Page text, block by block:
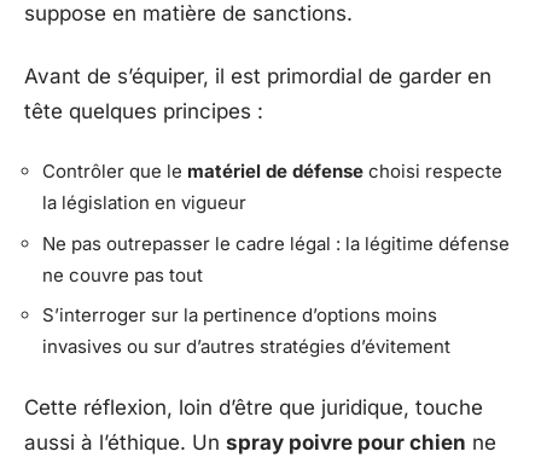
suppose en matière de sanctions.
Avant de s’équiper, il est primordial de garder en
tête quelques principes :
Contrôler que le matériel de défense choisi respecte
la législation en vigueur
Ne pas outrepasser le cadre légal : la légitime défense
ne couvre pas tout
S’interroger sur la pertinence d’options moins
invasives ou sur d’autres stratégies d’évitement
Cette réflexion, loin d’être que juridique, touche
aussi à l’éthique. Un spray poivre pour chien ne